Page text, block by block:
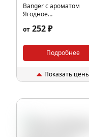
Banger с ароматом
Ягодное
Never Sleeps), 25 гр.
от 252 ₽
Подробнее
Показать